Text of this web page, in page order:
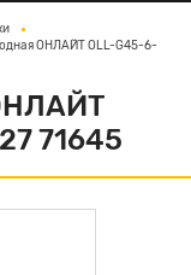
ОНЛАЙТ OLL-G45-6-
71645